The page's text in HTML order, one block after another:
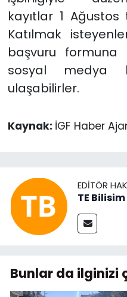
kayıtlar 1
Katılmak
başvuru
sosyal medya
ulaşabilirler.
Kaynak: İGF Haber
EDITÖR
TE Bilisim
Bunlar da ilginizi